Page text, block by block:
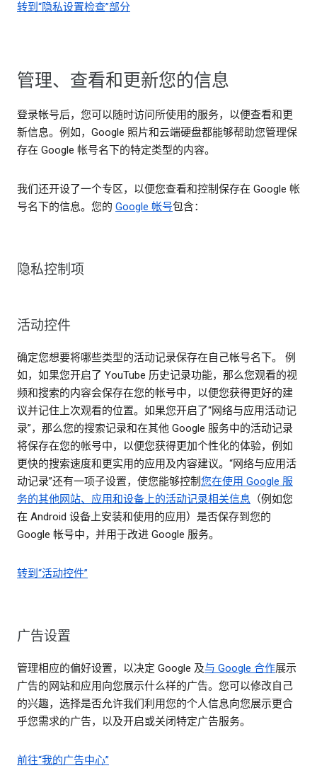
转到“隐私设置检查”部分
管理、查看和更新您的信息
登录帐号后，您可以随时访问所使用的服务，以便查看和更
新信息。例如，Google 照片和云端硬盘都能够帮助您管理保
存在 Google 帐号名下的特定类型的内容。
我们还开设了一个专区，以便您查看和控制保存在 Google 帐
号名下的信息。您的 Google 帐号包含：
隐私控制项
活动控件
确定您想要将哪些类型的活动记录保存在自己帐号名下。 例
如，如果您开启了 YouTube 历史记录功能，那么您观看的视
频和搜索的内容会保存在您的帐号中，以便您获得更好的建
议并记住上次观看的位置。如果您开启了“网络与应用活动记
录”，那么您的搜索记录和在其他 Google 服务中的活动记录
将保存在您的帐号中，以便您获得更加个性化的体验，例如
更快的搜索速度和更实用的应用及内容建议。“网络与应用活
动记录”还有一项子设置，使您能够控制您在使用 Google 服
务的其他网站、应用和设备上的活动记录相关信息 （例如您
在 Android 设备上安装和使用的应用）是否保存到您的
Google 帐号中，并用于改进 Google 服务。
转到“活动控件”
广告设置
管理相应的偏好设置，以决定 Google 及与 Google 合作展示
广告的网站和应用向您展示什么样的广告。您可以修改自己
的兴趣，选择是否允许我们利用您的个人信息向您展示更合
乎您需求的广告，以及开启或关闭特定广告服务。
前往“我的广告中心”